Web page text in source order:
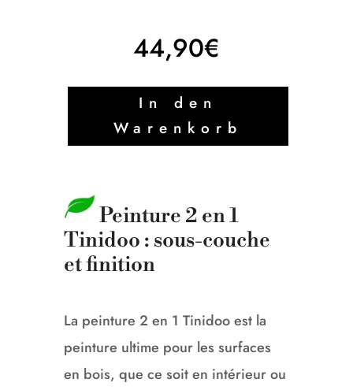
44,90€
In den
Warenkorb
Peinture 2 en 1
Tinidoo : sous-couche
et finition
La peinture 2 en 1 Tinidoo est la
peinture ultime pour les surfaces
en bois, que ce soit en intérieur ou